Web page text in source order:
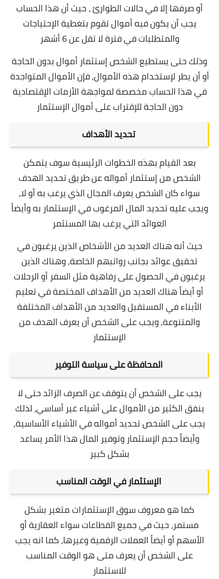
أو صرفها إلا في حالات الطوارئ ، حيث أن هذا الحساب
يجب أن يكون فيه أموال تقوم بتغطية الإحتياجات
والمتطلبات في فترة لا تقل عن 6 أشهر
وذلك حتى يستطيع الشخص إستثمار أموال بدون الحاجة
أو أن يطر لإستخدام هذه الأموال, فإن الأموال المتواجدة
في هذا الحساب مخصصة لمواجهة الأزمات الإقتصادية
دون الحاجة للإقتراب على أموال الإستثمار
تحديد الأهداف
بعد القيام بهذه الخطوات الرئيسية سوف يتمكن
الشخص من إستثمار أمواله عن طريق تحديد الهدف
سواء كان الشخص يعرف المجال الذي يرغب به أو لا,
ويجب عليه تحديد المال المرغوب في الإستثمار به وأيضاً
العوائد التي يرغب بها المستثمر
حيث أنه هناك العديد من الأشخاص الذين يرغبون في
تحقيق عوائد بجانب رواتبهم الخاصة,وهناك الذين
يرغبون في الحصول على رفاهية مثل السفر أو الرحلات
أو أيضاً هناك العديد من الأهداف المختصة في تعليم
الأبناء في المستقبل والعديد من الأهداف المختلفة
والمتنوعة, ويجب على الشخص أن يعرف الهدف من
الإستثمار
المحافظة على سياسة التوفير
يجب على الشخص أن يتوقف عن الصرف الزائد حتى لا
ينفق الكثير من الأموال على أشياء غير أساسي، لذلك
يجب على الشخص تحديد أمواله في الأشياء الأساسية,
وأيضاً حجم الإستثمار وتوفير المال هذا الأمر يساعد
بشكل كبير
الإستثمار في الوقت المناسب
كما هو معروف سوق الإستثمارات متغير بشكل
مستمر، حيث في جميع القطاعات سواء العقارية أو
الأسهم أو أيضاً العملات الرقمية وغيرها، كما انه يجب
على الشخص أن يعرف متى هو الوقت المناسب
للاستثمار